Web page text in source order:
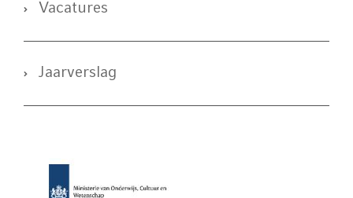
Vacatures
Jaarverslag